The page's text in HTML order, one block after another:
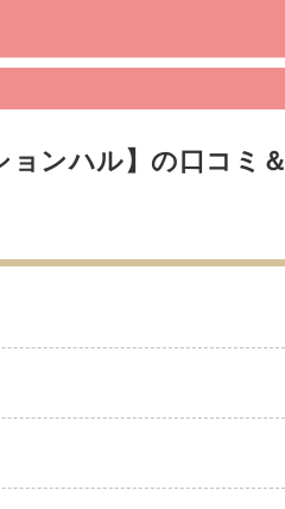
ンハル】の口コミ＆